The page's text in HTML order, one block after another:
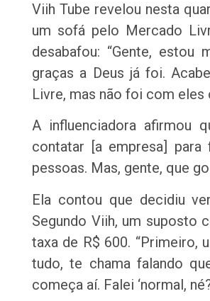
Viih Tube revelou nesta
um sofá pelo Mercado
desabafou: “Gente, estou
graças a Deus já foi.
Livre, mas não foi com eles
A influenciadora afirmou
contatar [a empresa]
pessoas. Mas, gente, que
Ela contou que decidiu
Segundo Viih, um suposto
taxa de R$ 600. “Primeiro,
tudo, te chama falando
começa aí. Falei ‘normal,